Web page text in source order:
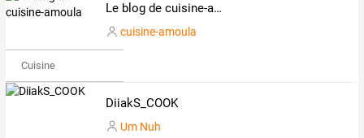
Le blog de cuisine-amoula
cuisine-amoula
Cuisine
DiiakS_COOK
Um Nuh